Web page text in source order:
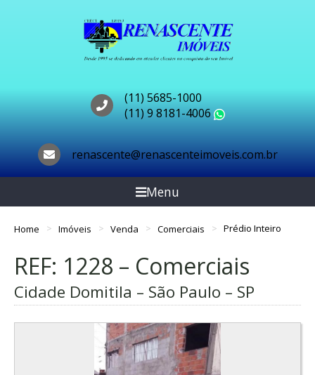
(11) 5685-1000
(11) 9 8181-4006
renascente@renascenteimoveis.com.br
Menu
Home Imóveis Venda Comerciais Prédio Inteiro
REF: 1228 – Comerciais
Cidade Domitila – São Paulo – SP